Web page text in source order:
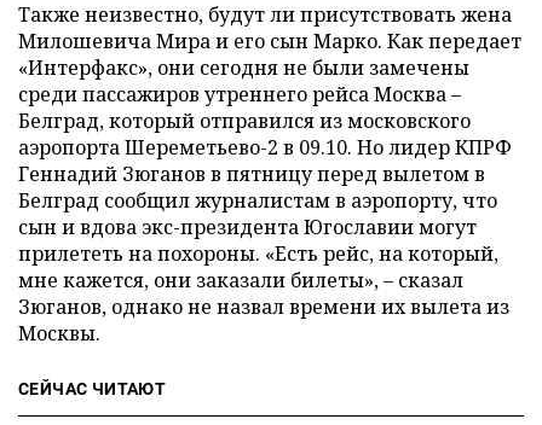
Также неизвестно, будут ли присутствовать жена
Милошевича Мира и его сын Марко. Как передает
«Интерфакс», они сегодня не были замечены
среди пассажиров утреннего рейса Москва –
Белград, который отправился из московского
аэропорта Шереметьево-2 в 09.10. Но лидер КПРФ
Геннадий Зюганов в пятницу перед вылетом в
Белград сообщил журналистам в аэропорту, что
сын и вдова экс-президента Югославии могут
прилететь на похороны. «Есть рейс, на который,
мне кажется, они заказали билеты», – сказал
Зюганов, однако не назвал времени их вылета из
Москвы.
СЕЙЧАС ЧИТАЮТ